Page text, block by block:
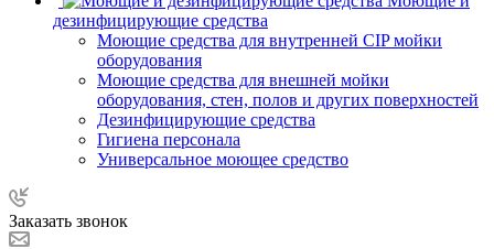
дезинфицирующие средства
Моющие средства для внутренней CIP мойки
оборудования
Моющие средства для внешней мойки
оборудования, стен, полов и других поверхностей
Дезинфицирующие средства
Гигиена персонала
Универсальное моющее средство
Заказать звонок